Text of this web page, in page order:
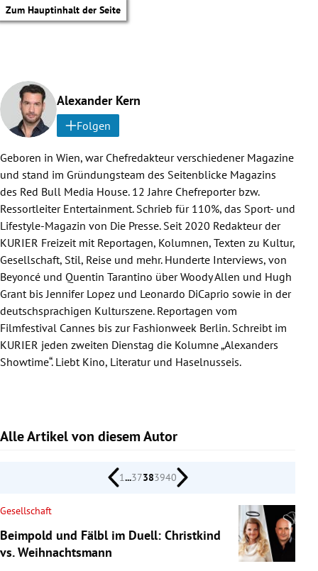
Zum Hauptinhalt der Seite
Untermenü
Untermenü
Untermenü
Untermenü
Untermenü
Alexander Kern
Folgen
Geboren in Wien, war Chefredakteur verschiedener Magazine
und stand im Gründungsteam des Seitenblicke Magazins
des Red Bull Media House. 12 Jahre Chefreporter bzw.
Ressortleiter Entertainment. Schrieb für 110%, das Sport- und
Lifestyle-Magazin von Die Presse. Seit 2020 Redakteur der
KURIER Freizeit mit Reportagen, Kolumnen, Texten zu Kultur,
Gesellschaft, Stil, Reise und mehr. Hunderte Interviews, von
Beyoncé und Quentin Tarantino über Woody Allen und Hugh
Grant bis Jennifer Lopez und Leonardo DiCaprio sowie in der
deutschsprachigen Kulturszene. Reportagen vom
Filmfestival Cannes bis zur Fashionweek Berlin. Schreibt im
KURIER jeden zweiten Dienstag die Kolumne „Alexanders
Showtime“. Liebt Kino, Literatur und Haselnusseis.
Alle Artikel von diesem Autor
1...37383940
Gesellschaft
Beimpold und Fälbl im Duell: Christkind
vs. Weihnachtsmann